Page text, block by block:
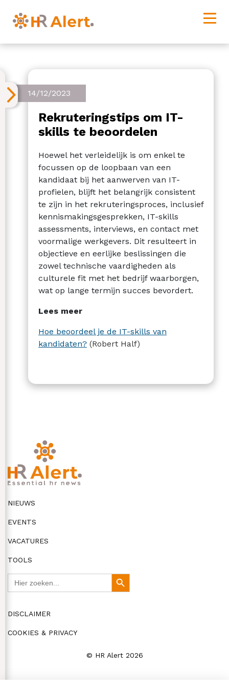
14/12/2023
Rekruteringstips om IT-
skills te beoordelen
Hoewel het verleidelijk is om enkel te
focussen op de loopbaan van een
kandidaat bij het aanwerven van IT-
profielen, blijft het belangrijk consistent
te zijn in het rekruteringsproces, inclusief
kennismakingsgesprekken, IT-skills
assessments, interviews, en contact met
voormalige werkgevers. Dit resulteert in
objectieve en eerlijke beslissingen die
zowel technische vaardigheden als
culturele fit met het bedrijf waarborgen,
wat op lange termijn succes bevordert.
Lees meer
Hoe beoordeel je de IT-skills van
kandidaten? (Robert Half)
NIEUWS
EVENTS
VACATURES
TOOLS
Zoekknop
DISCLAIMER
COOKIES & PRIVACY
© HR Alert 2026